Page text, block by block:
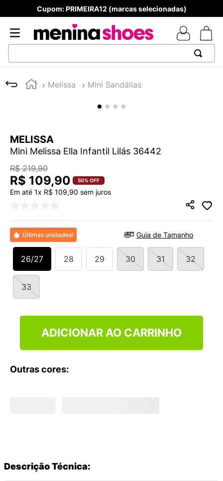
Cupom: PRIMEIRA12 (marcas selecionadas)
Melissa Mini Sandálias
MELISSA
Mini Melissa Ella Infantil Lilás 36442
R$ 219,90
R$ 109,90 50% OFF
Em até 1x R$ 109,90 sem juros
Últimas unidades! Guia de Tamanho
26/27 28 29 30 31 32
33
ADICIONAR AO CARRINHO
Outras cores:
Descrição Técnica:
1
TÊNIS NEWS BALANCE 530
º
TÊNIS VEJA WHITE
ADIDAS
6º
SAMBA
7 º
MELISSA SLIDE
9º
NEW 530
10º VANS TÊNIS VANS ULTRARANGE